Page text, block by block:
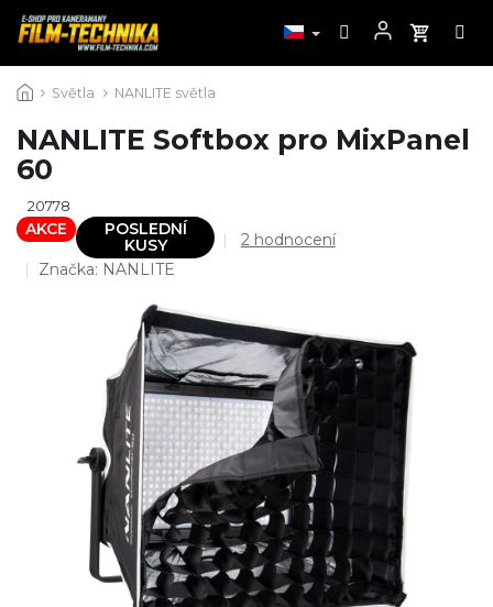
na
Světla NANLITE světla
NANLITE Softbox pro MixPanel
60
20778
AKCE
POSLEDNÍ
KUSY
Průměrné
5,0
z
hvězdiček.
2 hodnocení
Značka: NANLITE